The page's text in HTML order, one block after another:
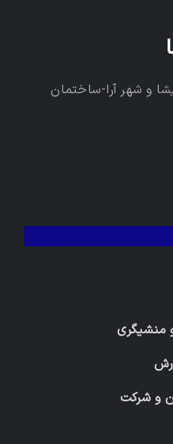
و شهر آرا-ساختمان
منشیگری
و شرکت